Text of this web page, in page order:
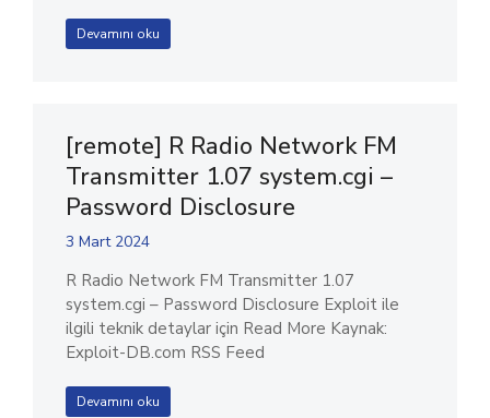
Devamını oku
[remote] R Radio Network FM
Transmitter 1.07 system.cgi –
Password Disclosure
3 Mart 2024
R Radio Network FM Transmitter 1.07
system.cgi – Password Disclosure Exploit ile
ilgili teknik detaylar için Read More Kaynak:
Exploit-DB.com RSS Feed
Devamını oku